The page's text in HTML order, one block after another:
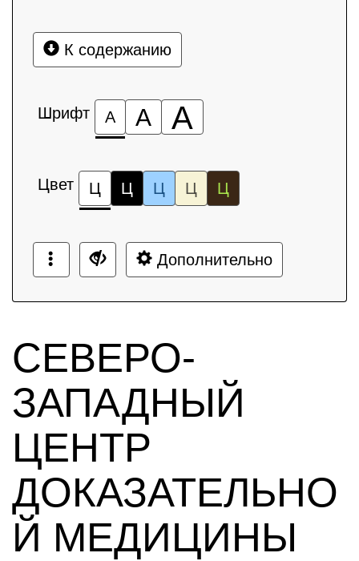
К содержанию
Шрифт А А А
Цвет Ц Ц Ц Ц Ц
Дополнительно
СЕВЕРО-
ЗАПАДНЫЙ
ЦЕНТР
ДОКАЗАТЕЛЬНО
Й МЕДИЦИНЫ